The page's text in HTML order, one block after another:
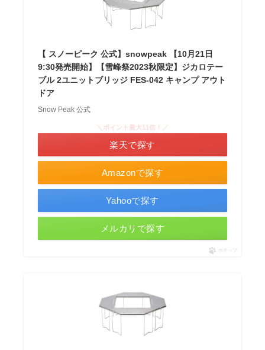
【 スノーピーク 公式】snowpeak 【10月21日
9:30発売開始】【雪峰祭2023秋限定】ジカロテー
ブル 2ユニットブリッジ FES-042 キャンプ アウト
ドア
Snow Peak 公式
Amazonで探す
＼ポイント最大11倍！／
楽天で探す
Yahooで探す
メルカリで探す
ポチップ